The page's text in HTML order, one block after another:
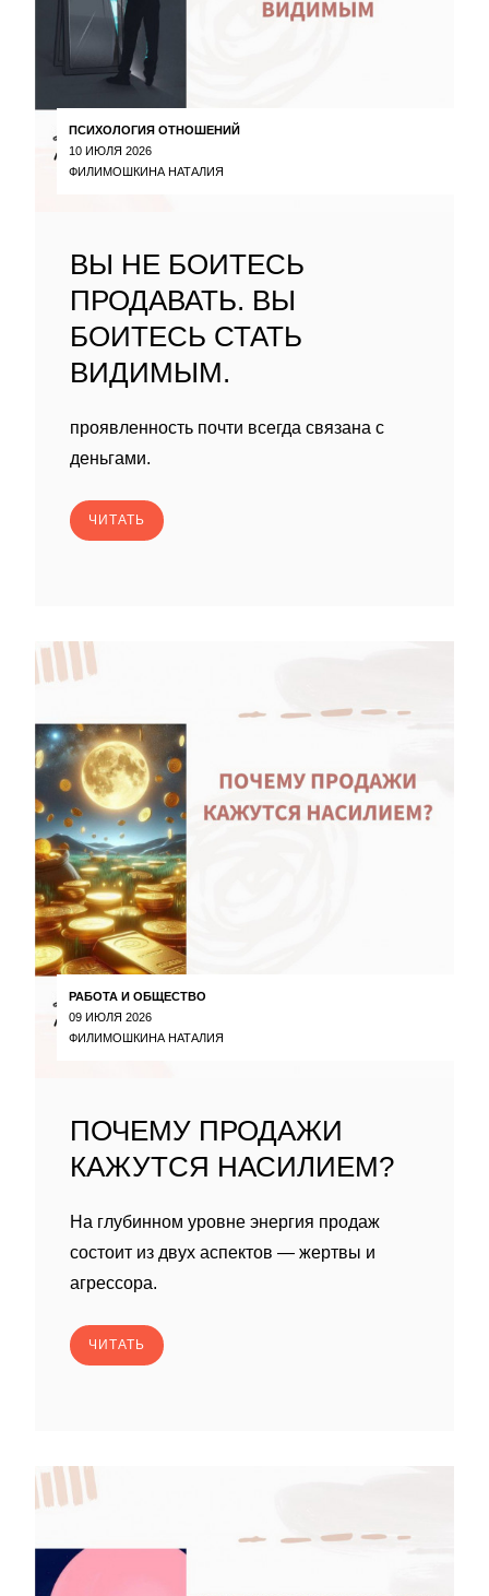
ПСИХОЛОГИЯ ОТНОШЕНИЙ
10 ИЮЛЯ 2026
ФИЛИМОШКИНА НАТАЛИЯ
ВЫ НЕ БОИТЕСЬ
ПРОДАВАТЬ. ВЫ
БОИТЕСЬ СТАТЬ
ВИДИМЫМ.
проявленность почти всегда связана с
деньгами.
ЧИТАТЬ
РАБОТА И ОБЩЕСТВО
09 ИЮЛЯ 2026
ФИЛИМОШКИНА НАТАЛИЯ
ПОЧЕМУ ПРОДАЖИ
КАЖУТСЯ НАСИЛИЕМ?
На глубинном уровне энергия продаж
состоит из двух аспектов — жертвы и
агрессора.
ЧИТАТЬ